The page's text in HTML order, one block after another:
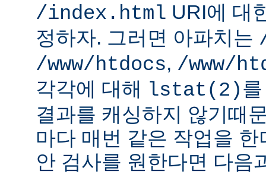
/index.html URI에 대
정하자. 그러면 아파치는
/www/htdocs, /www/
각각에 대해
lstat(2)
결과를 캐싱하지 않기때
마다 매번 같은 작업을
안 검사를 원한다면 다음